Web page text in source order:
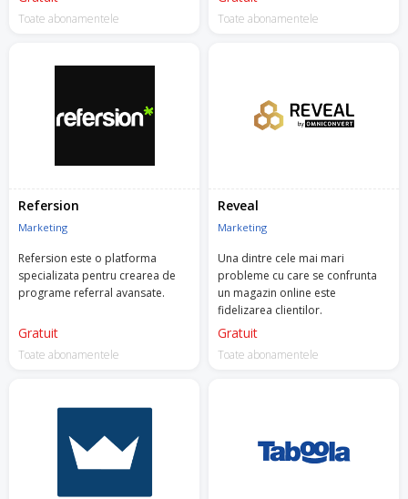
Toate abonamentele Toate abonamentele
Refersion
Marketing
Refersion este o platforma
specializata pentru crearea de
programe referral avansate.
Gratuit
Toate abonamentele
Reveal
Marketing
Una dintre cele mai mari
probleme cu care se confrunta
un magazin online este
fidelizarea clientilor.
Gratuit
Toate abonamentele